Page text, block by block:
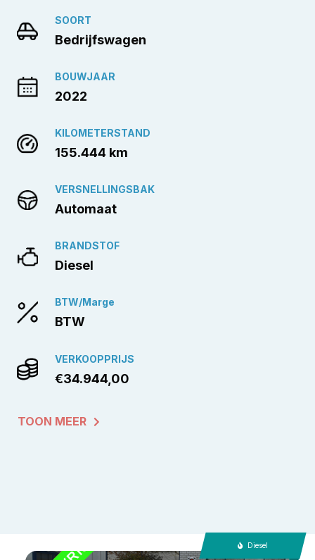
SOORT
Bedrijfswagen
BOUWJAAR
2022
KILOMETERSTAND
155.444 km
VERSNELLINGSBAK
Automaat
BRANDSTOF
Diesel
BTW/Marge
BTW
VERKOOPPRIJS
€34.944,00
TOON MEER
Diesel